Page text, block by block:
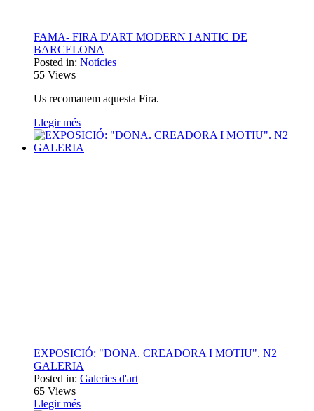
FAMA- FIRA D'ART MODERN I ANTIC DE
BARCELONA
Posted in: Notícies
55 Views
Us recomanem aquesta Fira.
Llegir més
EXPOSICIÓ: "DONA. CREADORA I MOTIU". N2
GALERIA
Posted in: Galeries d'art
65 Views
Llegir més